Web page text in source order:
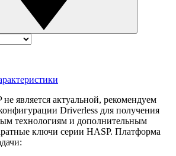
является актуальной, рекомендуем
Driverless для получения
технологиям и дополнительным
ключи серии HASP. Платформа